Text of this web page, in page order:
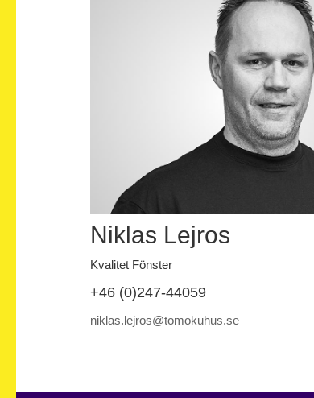
Niklas Lejros
Kvalitet Fönster
+46 (0)247-44059
niklas.lejros@tomokuhus.se